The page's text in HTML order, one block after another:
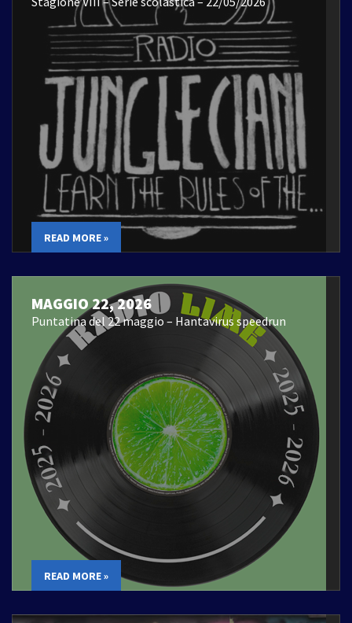
READ MORE »
MAGGIO 22, 2026
Puntatina del 22 maggio – Hantavirus speedrun
READ MORE »